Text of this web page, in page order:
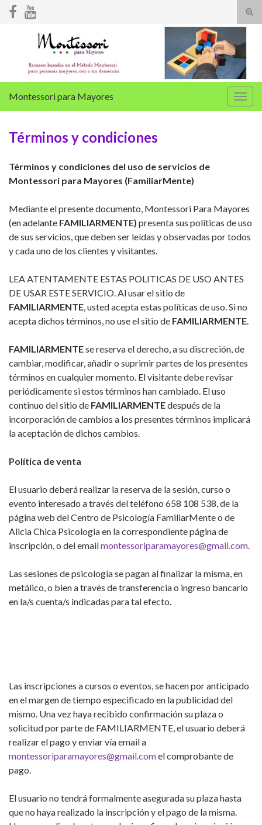
el
Search for:
la
Montessori para Mayores
Términos y condiciones
Términos y condiciones del uso de servicios de
Montessori para Mayores (FamiliarMente)
Mediante el presente documento, Montessori Para Mayores
(en adelante FAMILIARMENTE) presenta sus políticas de uso
de sus servicios, que deben ser leídas y observadas por todos
y cada uno de los clientes y visitantes.
LEA ATENTAMENTE ESTAS POLITICAS DE USO ANTES
DE USAR ESTE SERVICIO. Al usar el sitio de
FAMILIARMENTE , usted acepta estas políticas de uso. Si no
acepta dichos términos, no use el sitio de FAMILIARMENTE
FAMILIARMENTEse reserva el derecho, a su discreción, de
cambiar, modificar, añadir o suprimir partes de los presentes
términos en cualquier momento. El visitante debe revisar
periódicamente si estos términos han cambiado. El uso
continuo del sitio de FAMILIARMENTEdespués de la
incorporación de cambios a los presentes términos implicará
la aceptación de dichos cambios.
Política de venta
El usuario deberá realizar la reserva de la sesión, curso o
evento interesado a través del teléfono 658 108 538, de la
página web del Centro de Psicología FamiliarMente o de
Alicia Chica Psicologia en la correspondiente página de
inscripción, o del emailmontessoriparamayores@gmail.com
Las sesiones de psicología se pagan al finalizar la misma, en
metálico, o bien a través de transferencia o ingreso bancario
en la/s cuenta/s indicadas para tal efecto.
Las inscripciones a cursos o eventos, se hacen por anticipado
en el margen de tiempo especificado en la publicidad del
mismo. Una vez haya recibido confirmación su plaza o
solicitud por parte de FAMILIARMENTE, el usuario deberá
realizar el pago y enviar vía email a
montessoriparamayores@gmail.comel comprobante de
pago.
El usuario no tendrá formalmente asegurada su plaza hasta
que no haya realizado la inscripción y el pago de la misma.